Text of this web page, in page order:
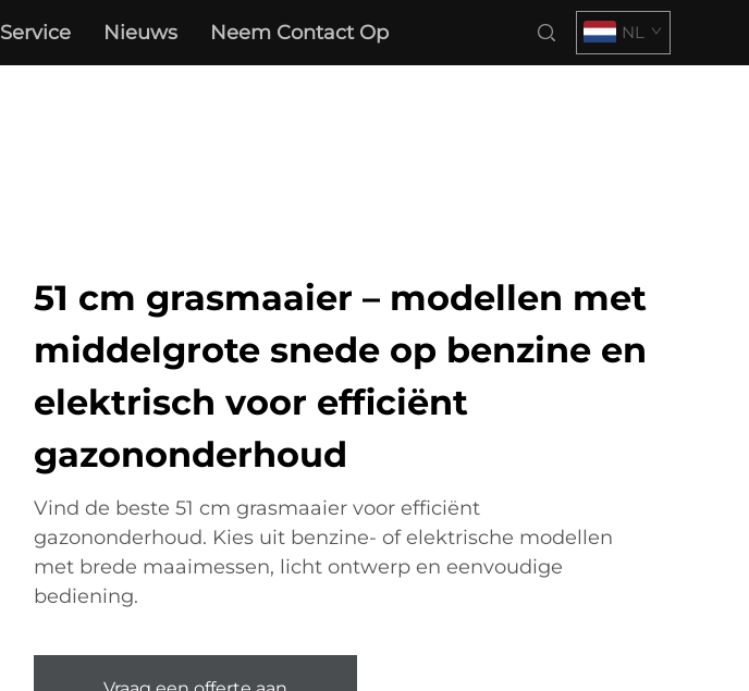
Service Nieuws Neem Contact Op NL
51 cm grasmaaier – modellen met
middelgrote snede op benzine en
elektrisch voor efficiënt
gazononderhoud
Vind de beste 51 cm grasmaaier voor efficiënt
gazononderhoud. Kies uit benzine- of elektrische modellen
met brede maaimessen, licht ontwerp en eenvoudige
bediening.